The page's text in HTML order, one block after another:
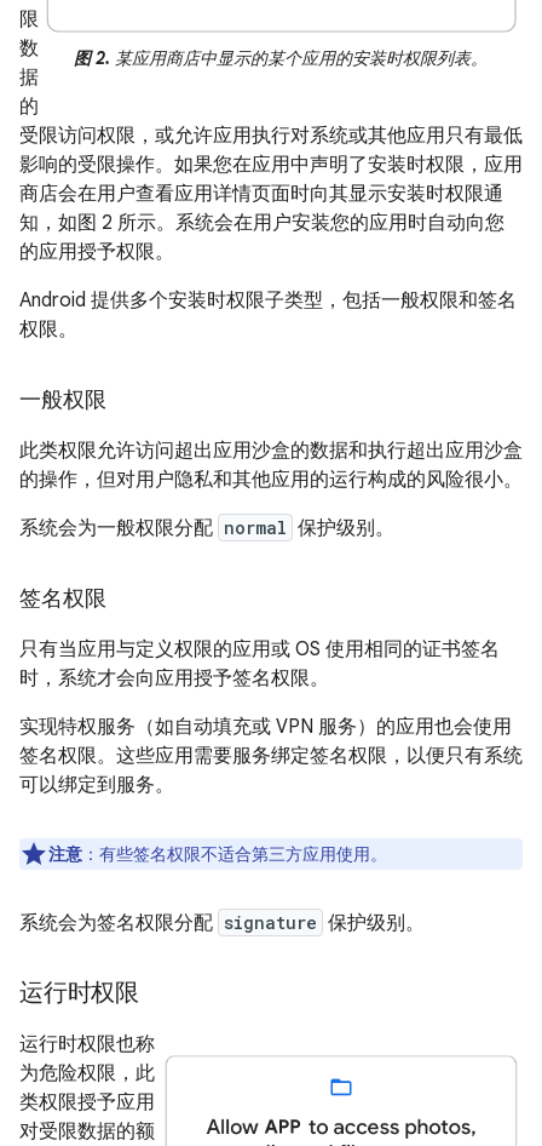
图 2. 某应用商店中显示的某个应用的安装时权限列表。
限
数
据
的
受限访问权限，或允许应用执行对系统或其他应用只有最低
影响的受限操作。如果您在应用中声明了安装时权限，应用
商店会在用户查看应用详情页面时向其显示安装时权限通
知，如图 2 所示。系统会在用户安装您的应用时自动向您
的应用授予权限。
Android 提供多个安装时权限子类型，包括一般权限和签名
权限。
一般权限
此类权限允许访问超出应用沙盒的数据和执行超出应用沙盒
的操作，但对用户隐私和其他应用的运行构成的风险很小。
系统会为一般权限分配 normal 保护级别。
签名权限
只有当应用与定义权限的应用或 OS 使用相同的证书签名
时，系统才会向应用授予签名权限。
实现特权服务（如自动填充或 VPN 服务）的应用也会使用
签名权限。这些应用需要服务绑定签名权限，以便只有系统
可以绑定到服务。
注意 ：有些签名权限不适合第三方应用使用。
系统会为签名权限分配 signature 保护级别。
运行时权限
运行时权限也称
为危险权限，此
类权限授予应用
对受限数据的额